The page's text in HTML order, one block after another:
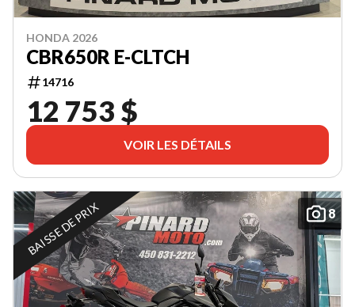
HONDA 2026
CBR650R E-CLTCH
14716
12 753 $
VOIR LES DÉTAILS
8
BAISSE DE PRIX